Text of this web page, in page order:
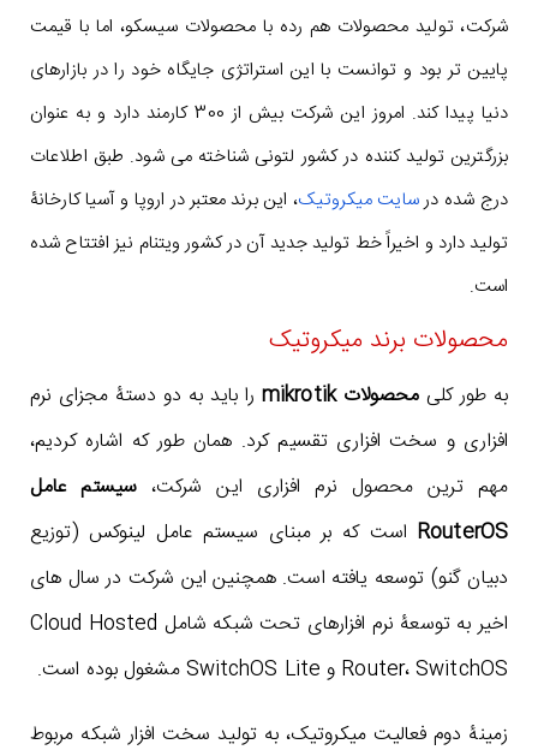
شرکت، تولید محصولات هم رده با محصولات سیسکو، اما با قیمت
پایین تر بود و توانست با این استراتژی جایگاه خود را در بازارهای
دنیا پیدا کند. امروز این شرکت بیش از 300 کارمند دارد و به عنوان
بزرگترین تولید کننده در کشور لتونی شناخته می شود. طبق اطلاعات
درج شده درسایت میکروتیک، این برند معتبر در اروپا و آسیا کارخانۀ
تولید دارد و اخیراً خط تولید جدید آن در کشور ویتنام نیز افتتاح شده
است.
محصولات برند میکروتیک
به طور کلی محصولات mikrotik
را باید به دو دستۀ مجزای نرم
افزاری و سخت افزاری تقسیم کرد. همان طور که اشاره کردیم،
مهم ترین محصول نرم افزاری این شرکت،سیستم عامل
RouterOS است که بر مبنای سیستم عامل لینوکس (توزیع
دبیان گنو) توسعه یافته است. همچنین این شرکت در سال های
اخیر به توسعۀ نرم افزارهای تحت شبکه شامل Cloud Hosted
Router، SwitchOS و SwitchOS Lite مشغول بوده است.
زمینۀ دوم فعالیت میکروتیک، به تولید سخت افزار شبکه مربوط